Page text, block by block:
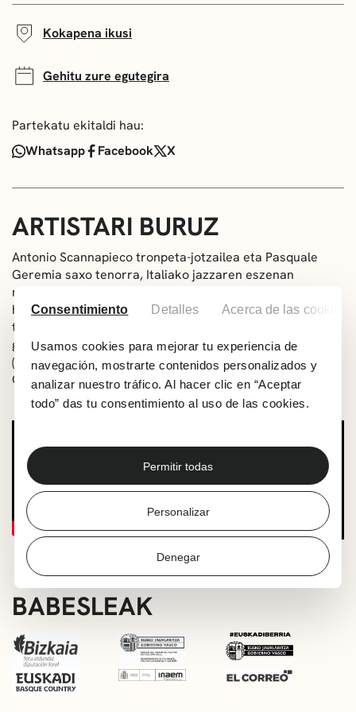
Consentimiento Detalles Acerca de las cookies
Usamos cookies para mejorar tu experiencia de
navegación, mostrarte contenidos personalizados y
analizar nuestro tráfico. Al hacer clic en “Aceptar
todo” das tu consentimiento al uso de las cookies.
Permitir todas
Personalizar
Denegar
Kokapena ikusi
Gehitu zure egutegira
Partekatu ekitaldi hau:
Whatsapp
Facebook X
ARTISTARI BURUZ
Antonio Scannapieco tronpeta-jotzailea eta Pasquale
Geremia saxo tenorra, Italiako jazzaren eszenan
nabarmentzen hasi diren musikari gazteak dira proiektu
honen liderrak. Soinua 60ko hamarkadakohard bop
tradizioan errotzen da, betiere ikuspegi pertsonal eta
garaikide batetik. Boskotea Guglielmo Santimone
(pianoa), Giulio Scianatico (kontrabaxua) eta Angelo
Gregoriok (bateria) osatzen dute.
BABESLEAK